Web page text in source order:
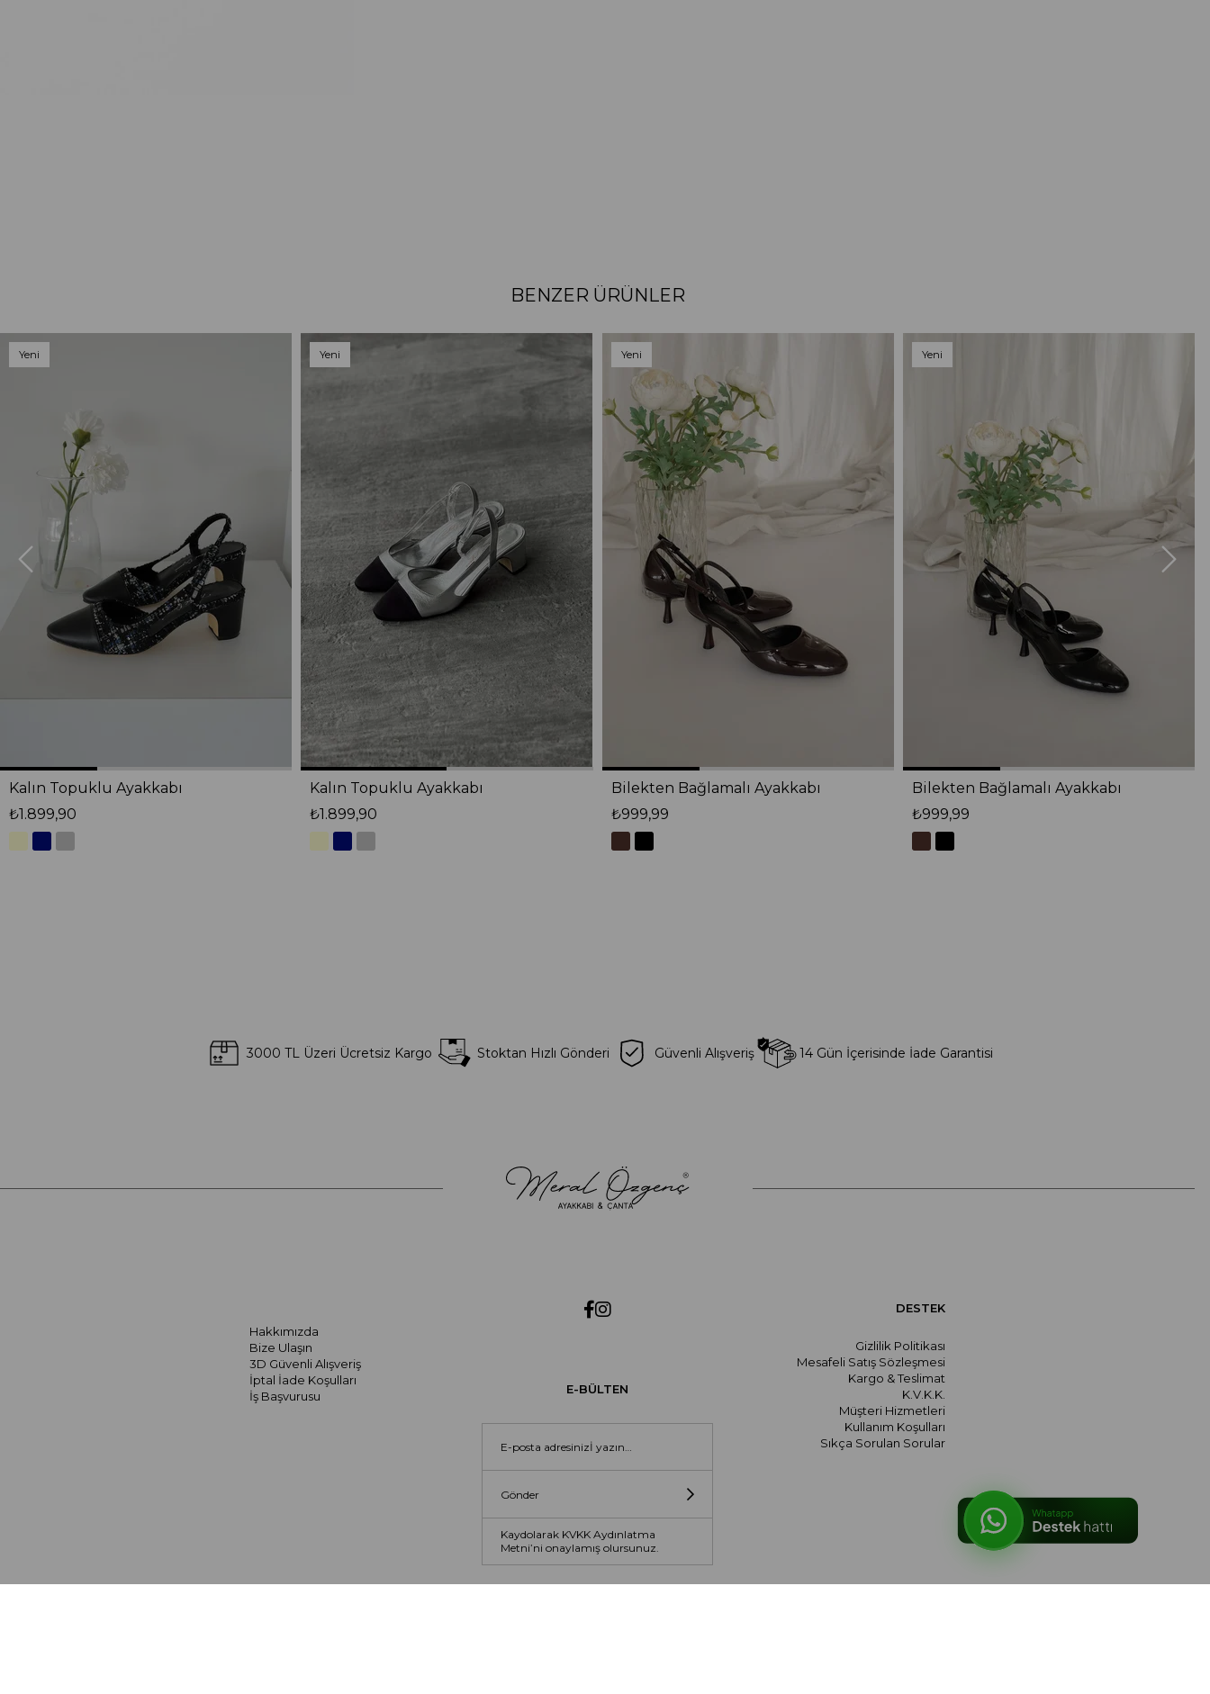
BENZER ÜRÜNLER
Kalın Topuklu Ayakkabı
₺1.899,90
Yeni
Kalın Topuklu Ayakkabı
₺1.899,90
Yeni
Bilekten Bağlamalı Ayakkabı
₺999,99
Yeni
Ürün
Bilekten Bağlamalı Ayakkabı
₺999,99
Yeni
3000 TL Üzeri Ücretsiz Kargo Stoktan Hızlı Gönderi Güvenli Alışveriş 14 Gün İçerisinde İade Garantisi
Hakkımızda
Bize Ulaşın
3D Güvenli Alışveriş
İptal İade Koşulları
İş Başvurusu
E-BÜLTEN
Gönder
Kaydolarak KVKK Aydınlatma
Metni’ni onaylamış olursunuz.
DESTEK
Gizlilik Politikası
Mesafeli Satış Sözleşmesi
Kargo & Teslimat
K.V.K.K.
Müşteri Hizmetleri
Kullanım Koşulları
Sıkça Sorulan Sorular